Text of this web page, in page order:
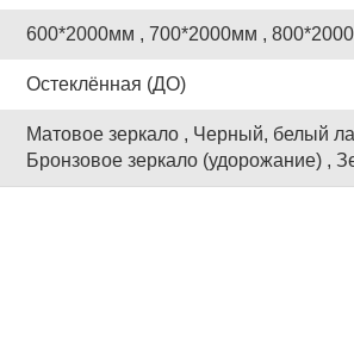
600*2000мм , 700*2000мм ,
Остеклённая (ДО)
Матовое зеркало , Черный, белый
Бронзовое зеркало (удорожание) ,